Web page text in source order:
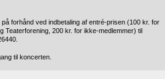
forhånd ved indbetaling af entré-prisen (100 kr. for
Teaterforening, 200 kr. for ikke-medlemmer) til
til koncerten.